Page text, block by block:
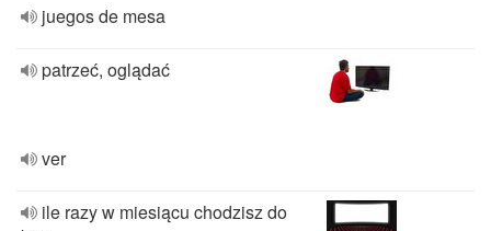
juegos de mesa
patrzeć, oglądać
ver
ile razy w miesiącu chodzisz do